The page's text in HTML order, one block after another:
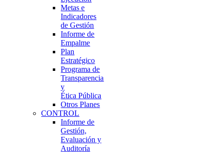
Metas e
Indicadores
de Gestión
Informe de
Empalme
Plan
Estratégico
Programa de
Transparencia
y
Ética Pública
Otros Planes
CONTROL
Informe de
Gestión,
Evaluación y
Auditoría